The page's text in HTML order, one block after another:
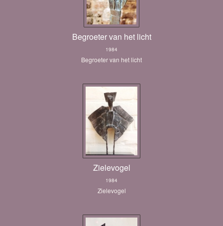
Begroeter van het licht
1984
Begroeter van het licht
Zielevogel
1984
Zielevogel